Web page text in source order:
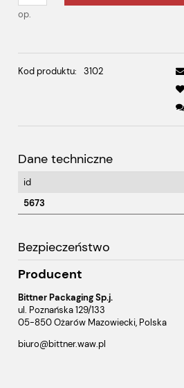
op.
Kod produktu: 3102
Dane techniczne
id
5673
Bezpieczeństwo
Producent
Bittner Packaging Sp.j.
ul. Poznańska 129/133
05-850 Ożarów Mazowiecki, Polska
biuro@bittner.waw.pl